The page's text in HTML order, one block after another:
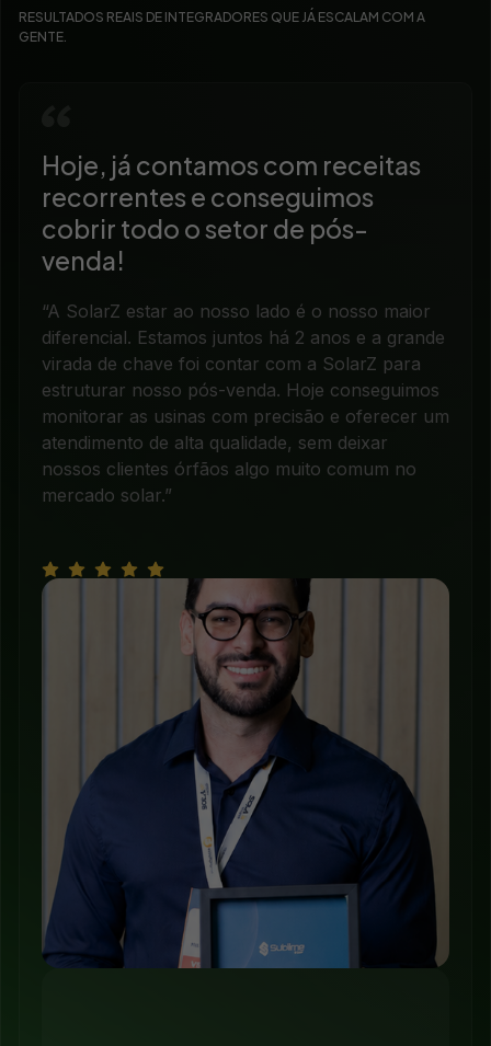
RESULTADOS REAIS DE INTEGRADORES QUE JÁ ESCALAM COM A
GENTE.
Hoje, já contamos com receitas
recorrentes e conseguimos
cobrir todo o setor de pós-
venda!
“A SolarZ estar ao nosso lado é o nosso maior
diferencial. Estamos juntos há 2 anos e a grande
virada de chave foi contar com a SolarZ para
estruturar nosso pós-venda. Hoje conseguimos
monitorar as usinas com precisão e oferecer um
atendimento de alta qualidade, sem deixar
nossos clientes órfãos algo muito comum no
mercado solar.”